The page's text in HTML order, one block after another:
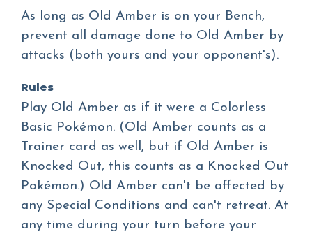
As long as Old Amber is on your Bench,
prevent all damage done to Old Amber by
attacks (both yours and your opponent's).
Rules
Play Old Amber as if it were a Colorless
Basic Pokémon. (Old Amber counts as a
Trainer card as well, but if Old Amber is
Knocked Out, this counts as a Knocked Out
Pokémon.) Old Amber can't be affected by
any Special Conditions and can't retreat. At
any time during your turn before your